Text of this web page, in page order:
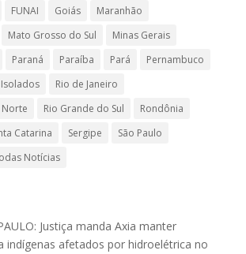
FUNAI Goiás
Maranhão
Mato Grosso do Sul
Minas Gerais
Paraná Paraíba Pará
Pernambuco
Rio de Janeiro
Rio Grande do Sul
Rondônia
Catarina Sergipe
São Paulo
Notícias
Justiça manda Axia manter
indígenas afetados por hidroelétrica no